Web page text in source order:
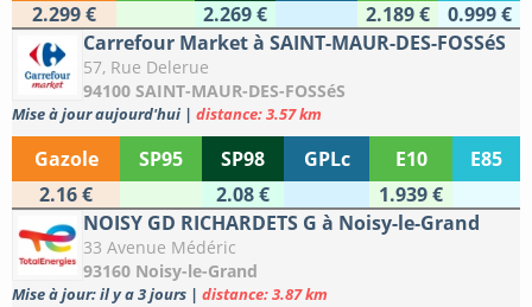
2.299 €
2.269 € 2.189 €
0.999 €
Carrefour Market à SAINT-MAUR-DES-FOSSéS
57, Rue Delerue
94100 SAINT-MAUR-DES-FOSSéS
Mise à jour aujourd'hui | distance: 3.57 km
Gazole SP95 SP98 GPLc E10
E85
2.16 €
2.08 €
1.939 €
NOISY GD RICHARDETS G à Noisy-le-Grand
33 Avenue Médéric
93160 Noisy-le-Grand
Mise à jour: il y a 3 jours | distance: 3.87 km